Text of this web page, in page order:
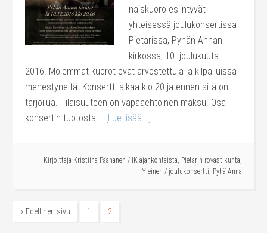
naiskuoro esiintyvät
yhteisessä joulukonsertissa
Pietarissa, Pyhän Annan
kirkossa, 10. joulukuuta
2016. Molemmat kuorot ovat arvostettuja ja kilpailuissa
menestyneitä. Konsertti alkaa klo 20 ja ennen sitä on
tarjoilua. Tilaisuuteen on vapaaehtoinen maksu. Osa
konsertin tuotosta … [Lue lisää...]
Kirjoittaja Kristiina Paananen / IK ajankohtaista, Pietarin rovastikunta,
Yleinen / joulukonsertti, Pyhä Anna
« Edellinen sivu 1 2